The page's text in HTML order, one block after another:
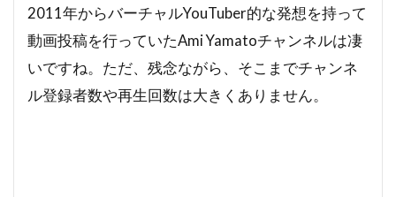
2011年からバーチャルYouTuber的な発想を持って
動画投稿を行っていたAmi Yamatoチャンネルは凄
いですね。ただ、残念ながら、そこまでチャンネ
ル登録者数や再生回数は大きくありません。